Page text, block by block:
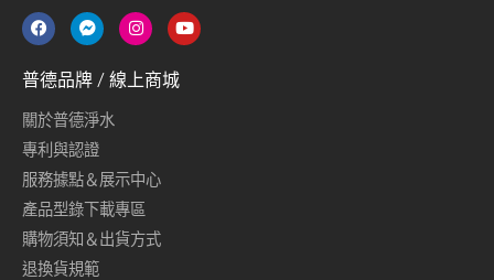
普德品牌 / 線上商城
關於普德淨水
專利與認證
服務據點＆展示中心
產品型錄下載專區
購物須知＆出貨方式
退換貨規範